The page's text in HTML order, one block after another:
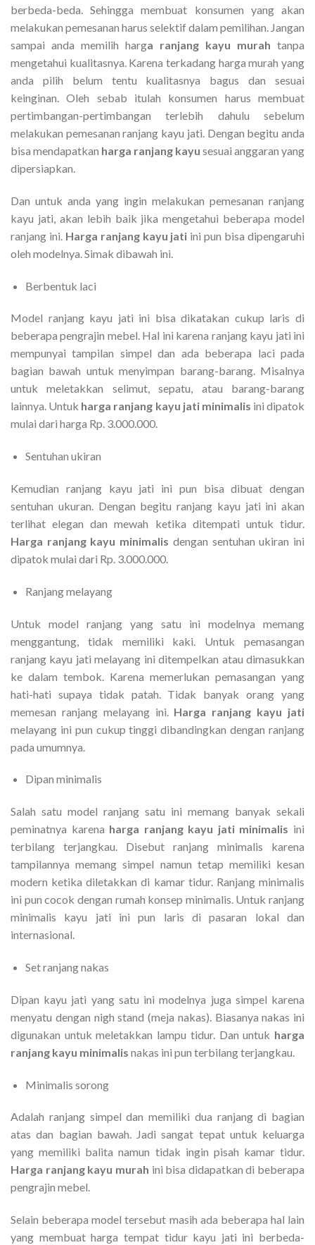
berbeda-beda. Sehingga membuat konsumen yang akan
melakukan pemesanan harus selektif dalam pemilihan. Jangan
sampai anda memilih harga ranjang kayu murah tanpa
mengetahui kualitasnya. Karena terkadang harga murah yang
anda pilih belum tentu kualitasnya bagus dan sesuai
keinginan. Oleh sebab itulah konsumen harus membuat
pertimbangan-pertimbangan terlebih dahulu sebelum
melakukan pemesanan ranjang kayu jati. Dengan begitu anda
bisa mendapatkan harga ranjang kayu sesuai anggaran yang
dipersiapkan.
Dan untuk anda yang ingin melakukan pemesanan ranjang
kayu jati, akan lebih baik jika mengetahui beberapa model
ranjang ini. Harga ranjang kayu jati ini pun bisa dipengaruhi
oleh modelnya. Simak dibawah ini.
Berbentuk laci
Model ranjang kayu jati ini bisa dikatakan cukup laris di
beberapa pengrajin mebel. Hal ini karena ranjang kayu jati ini
mempunyai tampilan simpel dan ada beberapa laci pada
bagian bawah untuk menyimpan barang-barang. Misalnya
untuk meletakkan selimut, sepatu, atau barang-barang
lainnya. Untuk harga ranjang kayu jati minimalis ini dipatok
mulai dari harga Rp. 3.000.000.
Sentuhan ukiran
Kemudian ranjang kayu jati ini pun bisa dibuat dengan
sentuhan ukuran. Dengan begitu ranjang kayu jati ini akan
terlihat elegan dan mewah ketika ditempati untuk tidur.
Harga ranjang kayu minimalis dengan sentuhan ukiran ini
dipatok mulai dari Rp. 3.000.000.
Ranjang melayang
Untuk model ranjang yang satu ini modelnya memang
menggantung, tidak memiliki kaki. Untuk pemasangan
ranjang kayu jati melayang ini ditempelkan atau dimasukkan
ke dalam tembok. Karena memerlukan pemasangan yang
hati-hati supaya tidak patah. Tidak banyak orang yang
memesan ranjang melayang ini. Harga ranjang kayu jati
melayang ini pun cukup tinggi dibandingkan dengan ranjang
pada umumnya.
Dipan minimalis
Salah satu model ranjang satu ini memang banyak sekali
peminatnya karena harga ranjang kayu jati minimalis ini
terbilang terjangkau. Disebut ranjang minimalis karena
tampilannya memang simpel namun tetap memiliki kesan
modern ketika diletakkan di kamar tidur. Ranjang minimalis
ini pun cocok dengan rumah konsep minimalis. Untuk ranjang
minimalis kayu jati ini pun laris di pasaran lokal dan
internasional.
Set ranjang nakas
Dipan kayu jati yang satu ini modelnya juga simpel karena
menyatu dengan nigh stand (meja nakas). Biasanya nakas ini
digunakan untuk meletakkan lampu tidur. Dan untuk harga
ranjang kayu minimalis nakas ini pun terbilang terjangkau.
Minimalis sorong
Adalah ranjang simpel dan memiliki dua ranjang di bagian
atas dan bagian bawah. Jadi sangat tepat untuk keluarga
yang memiliki balita namun tidak ingin pisah kamar tidur.
Harga ranjang kayu murah ini bisa didapatkan di beberapa
pengrajin mebel.
Selain beberapa model tersebut masih ada beberapa hal lain
yang membuat harga tempat tidur kayu jati ini berbeda-